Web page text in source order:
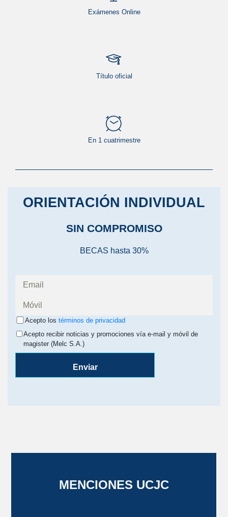
Exámenes Online
Título oficial
En 1 cuatrimestre
ORIENTACIÓN INDIVIDUAL
SIN COMPROMISO
BECAS hasta 30%
Acepto los términos de privacidad
Acepto recibir noticias y promociones vía e-mail y móvil de
magister (Melc S.A.)
Enviar
MENCIONES UCJC